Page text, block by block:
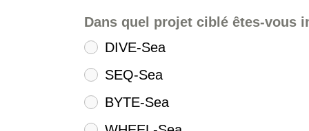
Dans quel projet ciblé êtes-vous
DIVE-Sea
SEQ-Sea
BYTE-Sea